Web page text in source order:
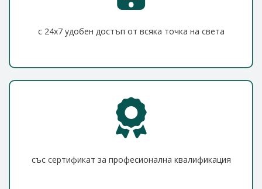
с 24x7 удобен достъп от всяка точка на света
със сертификат за професионална квалификация